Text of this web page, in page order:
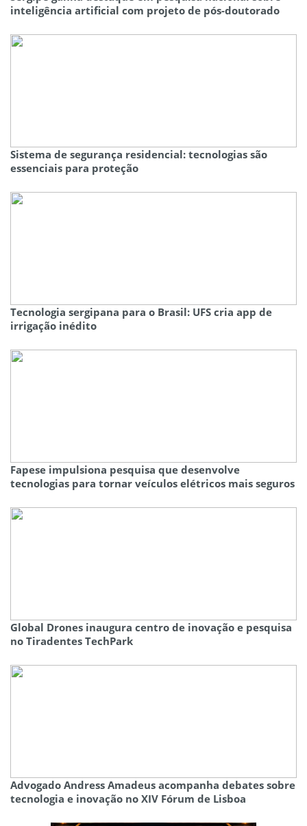
inteligência artificial com projeto de pós-doutorado
Sistema de segurança residencial: tecnologias são
essenciais para proteção
Tecnologia sergipana para o Brasil: UFS cria app de
irrigação inédito
Fapese impulsiona pesquisa que desenvolve
tecnologias para tornar veículos elétricos mais seguros
Global Drones inaugura centro de inovação e pesquisa
no Tiradentes TechPark
Advogado Andress Amadeus acompanha debates sobre
tecnologia e inovação no XIV Fórum de Lisboa